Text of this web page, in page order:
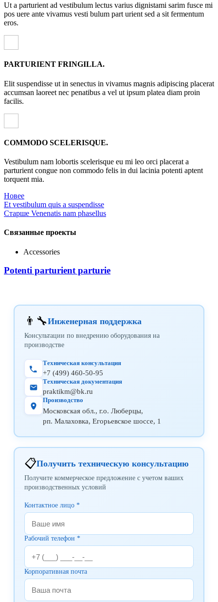
Ut a parturient ad vestibulum lectus varius dignistami sarim fusce mi
pos uere ante vivamus vesti bulum part urient sed a sit fermentum
eros.
PARTURIENT FRINGILLA.
Elit suspendisse ut in senectus in vivamus magnis adipiscing placerat
accumsan laoreet nec penatibus a vel ut ipsum platea diam proin
facilis.
COMMODO SCELERISQUE.
Vestibulum nam lobortis scelerisque eu mi leo orci placerat a
parturient congue non commodo felis in dui lacinia potenti aptent
torquent mia.
Новее
Et vestibulum quis a suspendisse
Старше Venenatis nam phasellus
Связанные проекты
Accessories
Potenti parturient parturie
👨‍🔧Инженерная поддержка
Консультации по внедрению оборудования на
производстве
Техническая консультация
+7 (499) 460-50-95
Техническая документация
praktikm@bk.ru
Производство
Московская обл., г.о. Люберцы,
рп. Малаховка, Егорьевское шоссе, 1
📋Получить техническую консультацию
Получите коммерческое предложение с учетом ваших
производственных условий
Контактное лицо *
Рабочий телефон *
Корпоративная почта